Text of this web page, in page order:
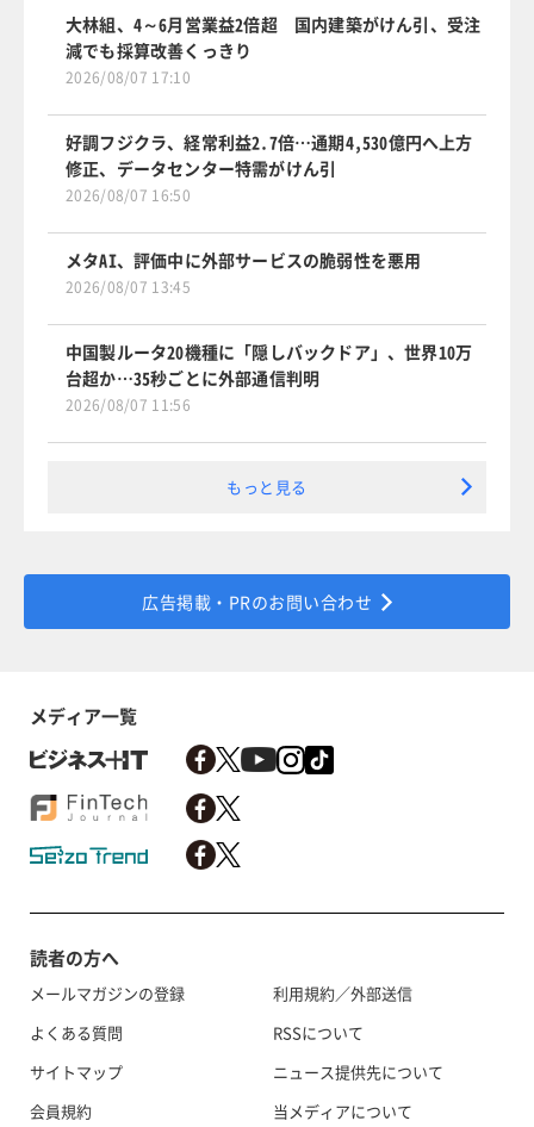
大林組、4～6月営業益2倍超 国内建築がけん引、受注
減でも採算改善くっきり
2026/08/07 17:10
好調フジクラ、経常利益2.7倍…通期4,530億円へ上方
修正、データセンター特需がけん引
2026/08/07 16:50
メタAI、評価中に外部サービスの脆弱性を悪用
2026/08/07 13:45
中国製ルータ20機種に「隠しバックドア」、世界10万
台超か…35秒ごとに外部通信判明
2026/08/07 11:56
もっと見る
広告掲載・PRのお問い合わせ
メディア一覧
読者の方へ
メールマガジンの登録
よくある質問
サイトマップ
会員規約
利用規約／外部送信
RSSについて
ニュース提供先について
当メディアについて